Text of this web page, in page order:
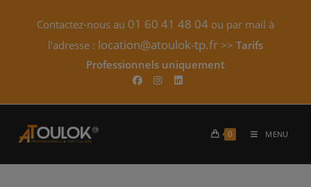
Contactez-nous au 01 60 41 48 04 ou par mail à
l'adresse : location@atoulok-tp.fr >> Tarifs
Professionnels uniquement​
0 MENU